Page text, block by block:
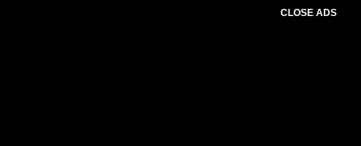
CLOSE ADS